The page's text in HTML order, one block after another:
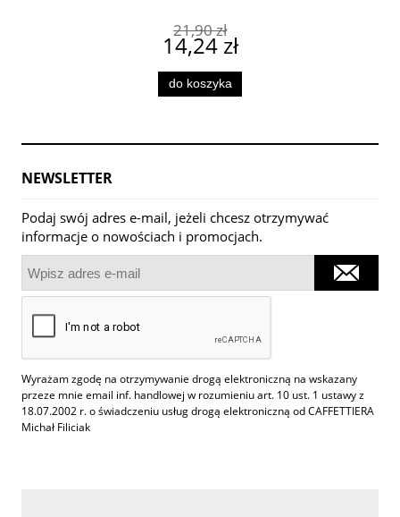
21,90 zł
14,24 zł
do koszyka
NEWSLETTER
Podaj swój adres e-mail, jeżeli chcesz otrzymywać
informacje o nowościach i promocjach.
Wyrażam zgodę na otrzymywanie drogą elektroniczną na wskazany
przeze mnie email inf. handlowej w rozumieniu art. 10 ust. 1 ustawy z
18.07.2002 r. o świadczeniu usług drogą elektroniczną od CAFFETTIERA
Michał Filiciak